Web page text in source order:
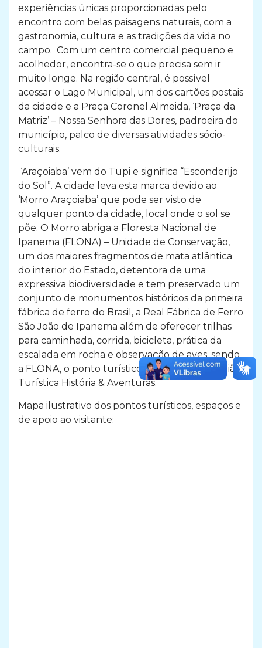
experiências únicas proporcionadas pelo
encontro com belas paisagens naturais, com a
gastronomia, cultura e as tradições da vida no
campo. Com um centro comercial pequeno e
acolhedor, encontra-se o que precisa sem ir
muito longe. Na região central, é possível
acessar o Lago Municipal, um dos cartões postais
da cidade e a Praça Coronel Almeida, ‘Praça da
Matriz’ – Nossa Senhora das Dores, padroeira do
município, palco de diversas atividades sócio-
culturais.
‘Araçoiaba’ vem do Tupi e significa “Esconderijo
do Sol”. A cidade leva esta marca devido ao
‘Morro Araçoiaba’ que pode ser visto de
qualquer ponto da cidade, local onde o sol se
põe. O Morro abriga a Floresta Nacional de
Ipanema (FLONA) – Unidade de Conservação,
um dos maiores fragmentos de mata atlântica
do interior do Estado, detentora de uma
expressiva biodiversidade e tem preservado um
conjunto de monumentos históricos da primeira
fábrica de ferro do Brasil, a Real Fábrica de Ferro
São João de Ipanema além de oferecer trilhas
para caminhada, corrida, bicicleta, prática da
escalada em rocha e observação de aves, sendo
a FLONA, o ponto turístico referência da Região
Turística História & Aventuras.
Mapa ilustrativo dos pontos turísticos, espaços e
de apoio ao visitante: